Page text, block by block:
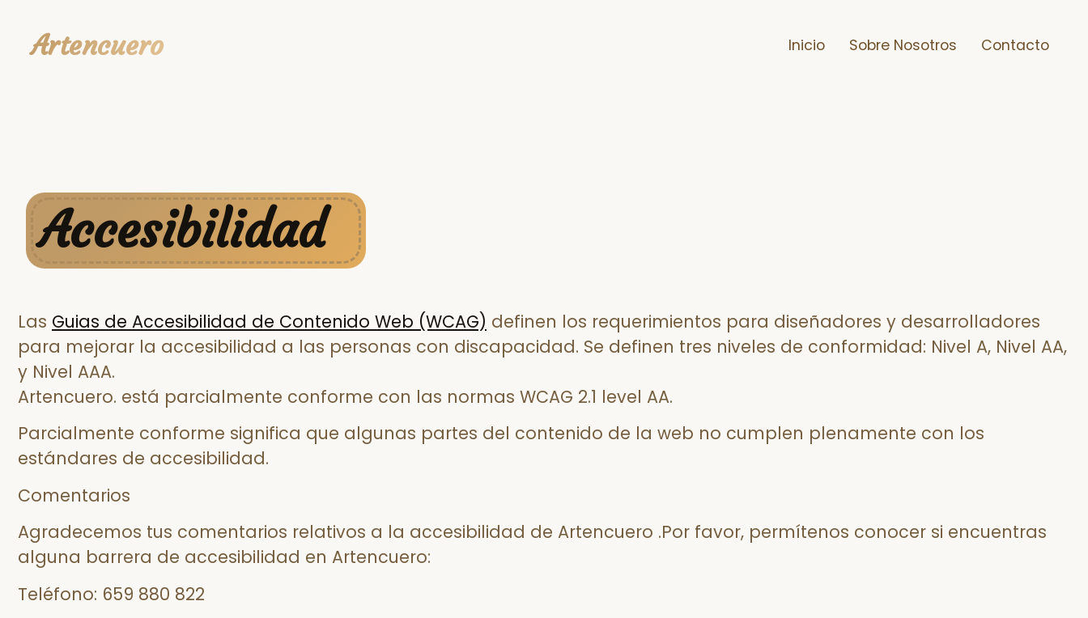
Artencuero Inicio Sobre Nosotros Contacto
Accesibilidad
Las Guias de Accesibilidad de Contenido Web (WCAG) definen los requerimientos para diseñadores y desarrolladores
para mejorar la accesibilidad a las personas con discapacidad. Se definen tres niveles de conformidad: Nivel A, Nivel AA,
y Nivel AAA.
Artencuero. está parcialmente conforme con las normas WCAG 2.1 level AA.
Parcialmente conforme significa que algunas partes del contenido de la web no cumplen plenamente con los
estándares de accesibilidad.
Comentarios
Agradecemos tus comentarios relativos a la accesibilidad de Artencuero .Por favor, permítenos conocer si encuentras
alguna barrera de accesibilidad en Artencuero:
Teléfono: 659 880 822